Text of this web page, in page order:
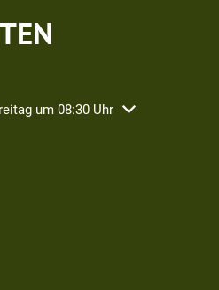
Schließzeiten auszublenden
um 08:30 Uhr